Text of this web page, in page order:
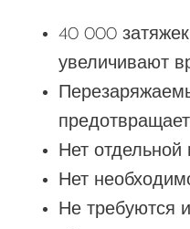
40 000
увеличивают
Нет отдельной
Нет
Не требуются